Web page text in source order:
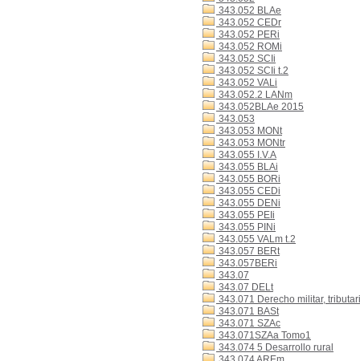
343.052 BLAe
343.052 CEDr
343.052 PERi
343.052 ROMi
343.052 SCIi
343.052 SCIi t.2
343.052 VALi
343.052.2 LANm
343.052BLAe 2015
343.053
343.053 MONt
343.053 MONtr
343.055 I.V.A
343.055 BLAi
343.055 BORi
343.055 CEDi
343.055 DENi
343.055 PEIi
343.055 PINi
343.055 VALm t.2
343.057 BERt
343.057BERi
343.07
343.07 DELt
343.071 Derecho militar,
343.071 BASt
343.071 SZAc
343.071SZAa Tomo1
343.074 5 Desarrollo rural